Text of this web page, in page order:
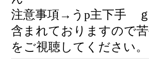
注意事項→うp主下手
含まれておりますので
をご視聴してくださ­い。